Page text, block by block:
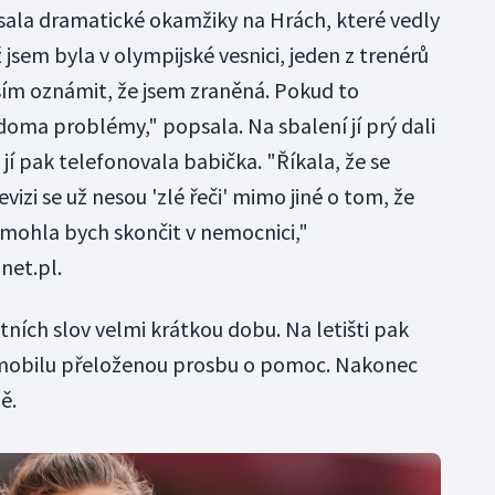
dramatické okamžiky na Hrách, které vedly
byla v olympijské vesnici, jeden z trenérů
oznámit, že jsem zraněná. Pokud to
problémy," popsala. Na sbalení jí prý dali
pak telefonovala babička. "Říkala, že se
se už nesou 'zlé řeči' mimo jiné o tom, že
bych skončit v nemocnici,"
slov velmi krátkou dobu. Na letišti pak
přeloženou prosbu o pomoc. Nakonec